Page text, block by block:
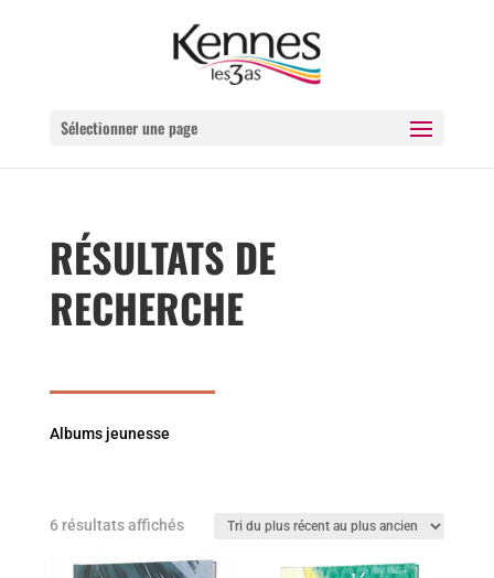
Sélectionner une page
RÉSULTATS DE
RECHERCHE
Albums jeunesse
6 résultats affichés